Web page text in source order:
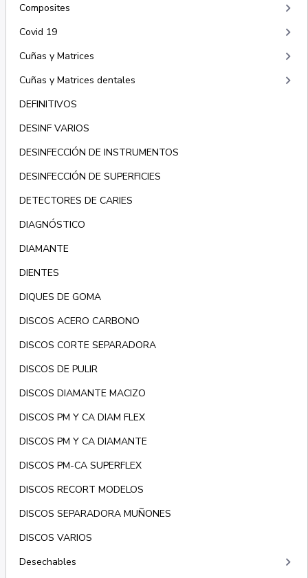
Composites keyboard_arrow_right
Covid 19 keyboard_arrow_right
Cuñas y Matrices keyboard_arrow_right
Cuñas y Matrices dentales keyboard_arrow_right
DEFINITIVOS
DESINF VARIOS
DESINFECCIÓN DE INSTRUMENTOS
DESINFECCIÓN DE SUPERFICIES
DETECTORES DE CARIES
DIAGNÓSTICO
DIAMANTE
DIENTES
DIQUES DE GOMA
DISCOS ACERO CARBONO
DISCOS CORTE SEPARADORA
DISCOS DE PULIR
DISCOS DIAMANTE MACIZO
DISCOS PM Y CA DIAM FLEX
DISCOS PM Y CA DIAMANTE
DISCOS PM-CA SUPERFLEX
DISCOS RECORT MODELOS
DISCOS SEPARADORA MUÑONES
DISCOS VARIOS
Desechables
keyboard_arrow_right